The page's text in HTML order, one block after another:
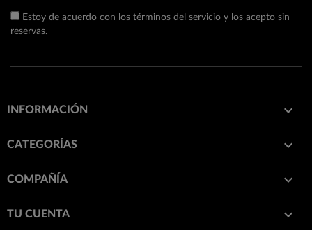
Estoy de acuerdo con los términos del servicio y los acepto sin
reservas.
INFORMACIÓN 
CATEGORÍAS 
COMPAÑÍA 
TU CUENTA 